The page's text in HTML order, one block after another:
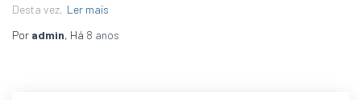
Desta vez, Ler mais
Por admin, Há 8 anos